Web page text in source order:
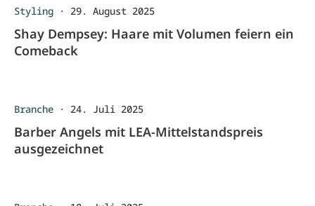
Styling · 29. August 2025
Shay Dempsey: Haare mit Volumen feiern ein
Comeback
Branche · 24. Juli 2025
Barber Angels mit LEA-Mittelstandspreis
ausgezeichnet